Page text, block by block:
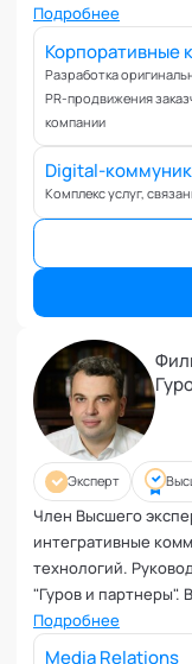
Коучинг
Кризисы
Невроз
Обучение
Ораторское
Отношения
Отношения
Пищевое
Подробнее
Корпоративные
Разработка
PR-продвижения
компании
Digital-
Комплекс услуг,
Эксперт
Член Высшего
интегративные
технологий.
"Гуров и партнеры".
пятницам" в
Подробнее
Media Relations